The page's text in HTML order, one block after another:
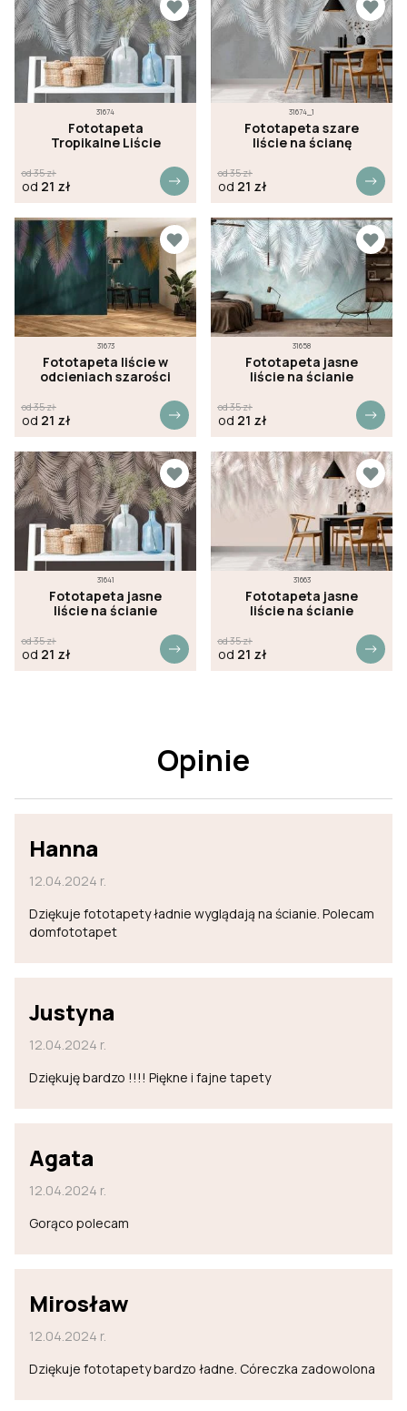
31674
Fototapeta
Tropikalne Liście
od35zł
od 21 zł
31674_1
Fototapeta szare
liście na ścianę
od35zł
od 21 zł
31673
Fototapeta liście w
odcieniach szarości
od35zł
od 21 zł
31658
Fototapeta jasne
liście na ścianie
od35zł
od 21 zł
31641
Fototapeta jasne
liście na ścianie
od35zł
od 21 zł
31663
Fototapeta jasne
liście na ścianie
od35zł
od 21 zł
Opinie
Hanna
12.04.2024 r.
Dziękuje fototapety ładnie wyglądają na ścianie. Polecam
domfototapet
Justyna
12.04.2024 r.
Dziękuję bardzo !!!! Piękne i fajne tapety
Agata
12.04.2024 r.
Gorąco polecam
Mirosław
12.04.2024 r.
Dziękuje fototapety bardzo ładne. Córeczka zadowolona